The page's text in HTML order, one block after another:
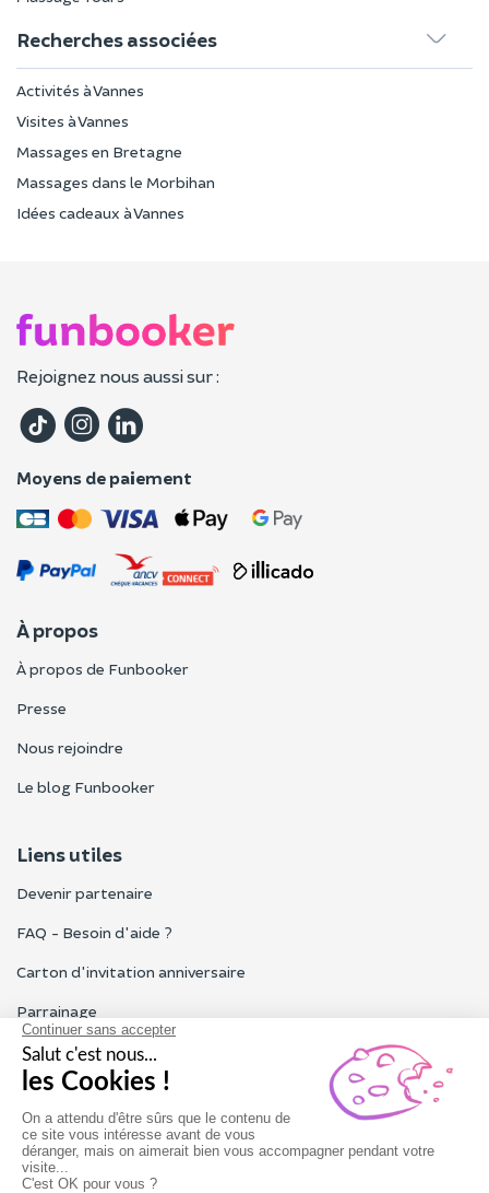
Recherches associées
Activités à Vannes
Visites à Vannes
Massages en Bretagne
Massages dans le Morbihan
Idées cadeaux à Vannes
Rejoignez nous aussi sur :
Moyens de paiement
À propos
À propos de Funbooker
Presse
Nous rejoindre
Le blog Funbooker
Liens utiles
Devenir partenaire
FAQ - Besoin d'aide ?
Carton d'invitation anniversaire
Parrainage
Tous les avis Funbooker
Particuliers, entreprises, professionnels
Notre service client est ouvert du lundi au vendredi de 9h à 18h